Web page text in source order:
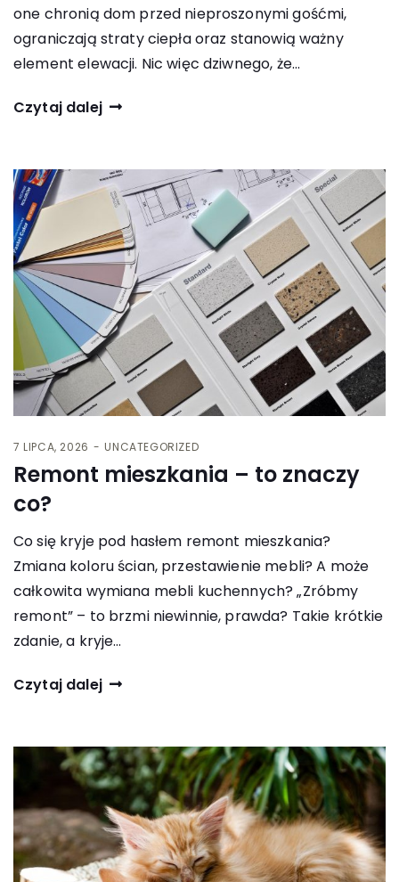
one chronią dom przed nieproszonymi gośćmi,
ograniczają straty ciepła oraz stanowią ważny
element elewacji. Nic więc dziwnego, że…
Czytaj dalej
7 LIPCA, 2026 UNCATEGORIZED
Remont mieszkania – to znaczy
co?
Co się kryje pod hasłem remont mieszkania?
Zmiana koloru ścian, przestawienie mebli? A może
całkowita wymiana mebli kuchennych? „Zróbmy
remont” – to brzmi niewinnie, prawda? Takie krótkie
zdanie, a kryje…
Czytaj dalej